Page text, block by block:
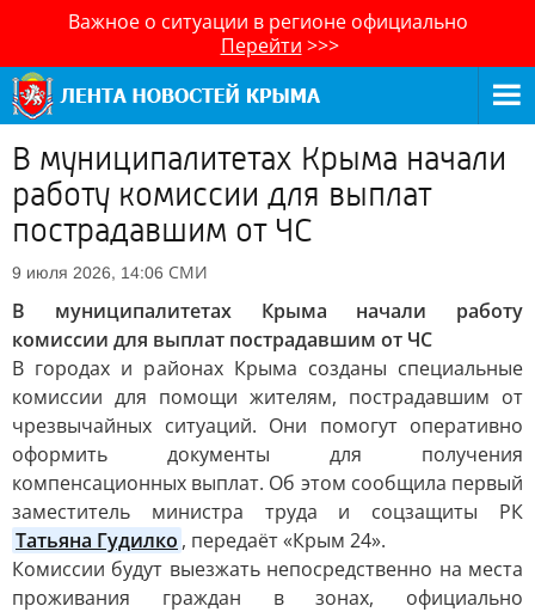
Важное о ситуации в регионе официально
Перейти >>>
В муниципалитетах Крыма начали
работу комиссии для выплат
пострадавшим от ЧС
9 июля 2026, 14:06 СМИ
В муниципалитетах Крыма начали работу
комиссии для выплат пострадавшим от ЧС
В городах и районах Крыма созданы специальные
комиссии для помощи жителям, пострадавшим от
чрезвычайных ситуаций. Они помогут оперативно
оформить документы для получения
компенсационных выплат. Об этом сообщила первый
заместитель министра труда и соцзащиты РК
Татьяна Гудилко , передаёт «Крым 24».
Комиссии будут выезжать непосредственно на места
проживания граждан в зонах, официально